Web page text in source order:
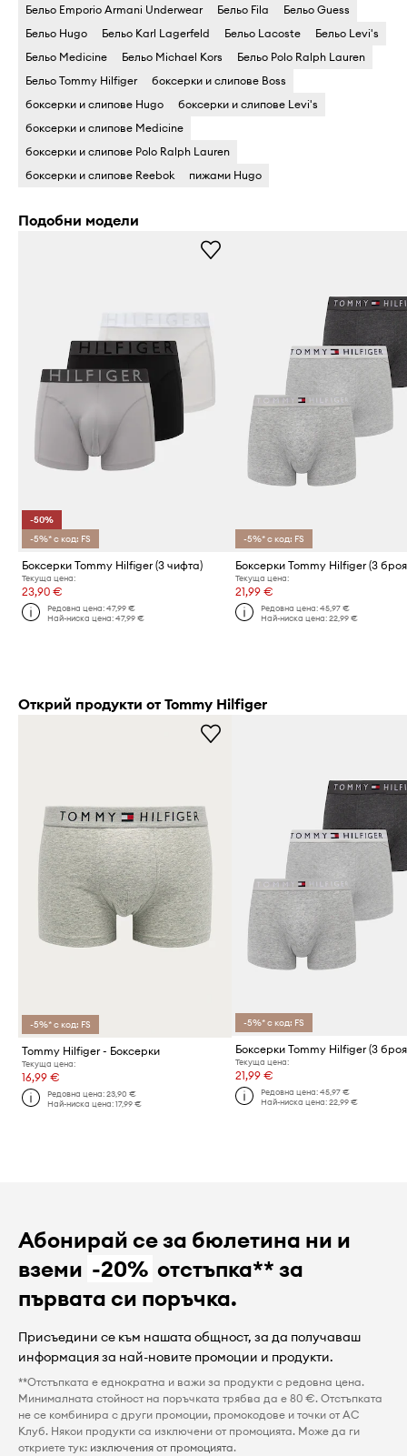
Бельо Emporio Armani Underwear Бельо Fila
Бельо Guess
Бельо Hugo
Бельо Karl Lagerfeld Бельо Lacoste
Бельо Levi's
Бельо Medicine
Бельо Michael Kors
Бельо Polo Ralph Lauren
Бельо Tommy Hilfiger
боксерки и слипове Boss
боксерки и слипове Hugo
боксерки и слипове Levi's
боксерки и слипове Medicine
боксерки и слипове Polo Ralph Lauren
боксерки и слипове Reebok
пижами Hugo
Подобни модели
-50%
-5%* с код: FS
Боксерки Tommy Hilfiger (3 чифта)
Текуща цена:
23,90 €
Редовна цена:47,99 €
Най-ниска цена:47,99 €
-5%* с код: FS
Боксерки Tommy Hilfiger (3
Текуща цена:
21,99 €
Редовна цена: 45,97 €
Най-ниска цена: 22,99 €
Открий продукти от Tommy Hilfiger
-5%* с код: FS
Tommy Hilfiger - Боксерки
Текуща цена:
16,99 €
Редовна цена:23,90 €
Най-ниска цена:17,99 €
-5%* с код: FS
Боксерки Tommy Hilfiger (3
Текуща цена:
21,99 €
Редовна цена: 45,97 €
Най-ниска цена: 22,99 €
Абонирай се за бюлетина ни и
вземи -20% отстъпка** за
първата си поръчка.
Присъедини се към нашата общност, за да получаваш
информация за най-новите промоции и продукти.
**Отстъпката е еднократна и важи за продукти с редовна цена.
Минималната стойност на поръчката трябва да е 80 €. Отстъпката
не се комбинира с други промоции, промокодове и точки от AC
Клуб. Някои продукти са изключени от промоцията. Може да ги
откриете тук: изключения от промоцията.